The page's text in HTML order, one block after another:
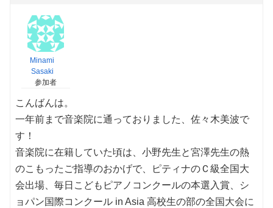
Minami
Sasaki
参加者
こんばんは。
一年前まで音楽院に通っておりました、佐々木美波で
す！
音楽院に在籍していた頃は、小野先生と宮澤先生の熱
のこもったご指導のおかげで、ピティナのＣ級全国大
会出場、毎日こどもピアノコンクールの本選入賞、シ
ョパン国際コンクール in Asia 高校生の部の全国大会に